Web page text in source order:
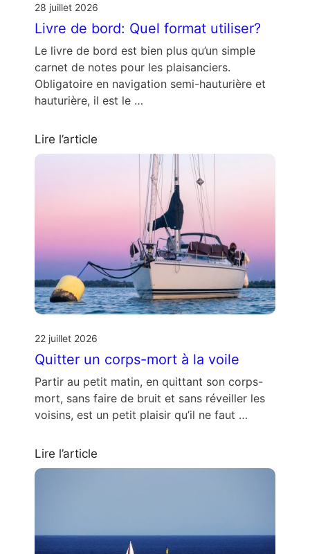
28 juillet 2026
Livre de bord: Quel format utiliser?
Le livre de bord est bien plus qu’un simple
carnet de notes pour les plaisanciers.
Obligatoire en navigation semi-hauturière et
hauturière, il est le …
Lire l’article
22 juillet 2026
Quitter un corps-mort à la voile
Partir au petit matin, en quittant son corps-
mort, sans faire de bruit et sans réveiller les
voisins, est un petit plaisir qu’il ne faut …
Lire l’article